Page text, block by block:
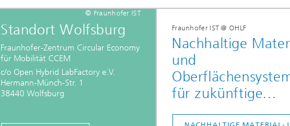
© Fraunhofer IST
Standort Wolfsburg
Fraunhofer-Zentrum Circular Economy
für Mobilität CCEM
c/o Open Hybrid LabFactory e.V.
Hermann-Münch-Str. 1
38440 Wolfsburg
Fraunhofer IST @ OHLF
Nachhaltige
und
für zukünftige...